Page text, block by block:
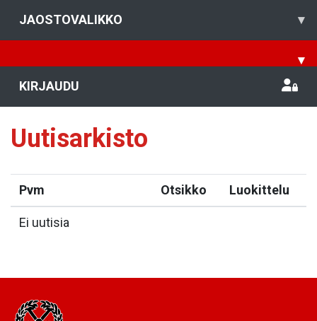
JAOSTOVALIKKO ▾
▾
KIRJAUDU
Uutisarkisto
Pvm Otsikko Luokittelu
Ei uutisia